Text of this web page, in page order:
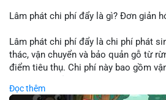
Lâm phát chi phí đẩy là gì? Đơn giản
Lâm phát chi phí đẩy là chi phí phát
thác, vận chuyển và bảo quản gỗ từ
điểm tiêu thụ. Chi phí này bao gồm
điều kiện địa hình. Việc hiểu rõ chi
Đọc thêm